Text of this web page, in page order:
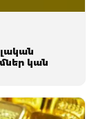
կան